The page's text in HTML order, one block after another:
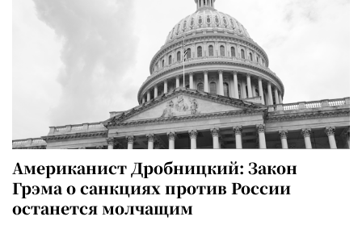
Американист Дробницкий: Закон
Грэма о санкциях против России
останется молчащим